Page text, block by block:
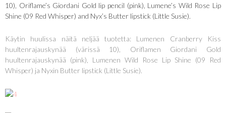
10), Oriflame’s Giordani Gold lip pencil (pink), Lumene’s Wild Rose Lip
Shine (09 Red Whisper) and Nyx’s Butter lipstick (Little Susie).
Käytin huulissa näitä neljää tuotetta: Lumenen Cranberry Kiss
huultenrajauskynää (värissä 10), Oriflamen Giordani Gold
huultenrajauskynää (pink), Lumenen Wild Rose Lip Shine (09 Red
Whisper) ja Nyxin Butter lipstick (Little Susie).